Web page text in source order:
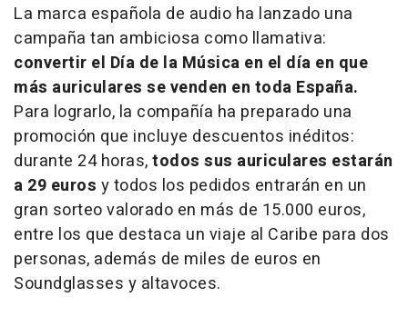
La marca española de audio ha lanzado una
campaña tan ambiciosa como llamativa:
convertir el Día de la Música en el día en que
más auriculares se venden en toda España.
Para lograrlo, la compañía ha preparado una
promoción que incluye descuentos inéditos:
durante 24 horas,todos sus auriculares estarán
a 29 euros y todos los pedidos entrarán en un
gran sorteo valorado en más de 15.000 euros,
entre los que destaca un viaje al Caribe para dos
personas, además de miles de euros en
Soundglasses y altavoces.